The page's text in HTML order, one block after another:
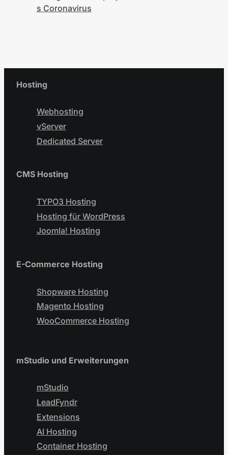
s Coronavirus
Hosting
Webhosting
vServer
Dedicated Server
CMS Hosting
TYPO3 Hosting
Hosting für WordPress
Joomla! Hosting
E-Commerce Hosting
Shopware Hosting
Magento Hosting
WooCommerce Hosting
mStudio und Erweiterungen
mStudio
LeadFyndr
Extensions
AI Hosting
Container Hosting